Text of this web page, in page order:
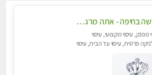
חדשה בחיפה - אתה מרגיש עייף??? זה הזמן להתפנק בעיסוי מקצועי ברמה גבוהה- Highly recommended
מפנק, עיסוי מקצועי, עיסוי
פרטית, עיסוי עד הבית, עיסוי